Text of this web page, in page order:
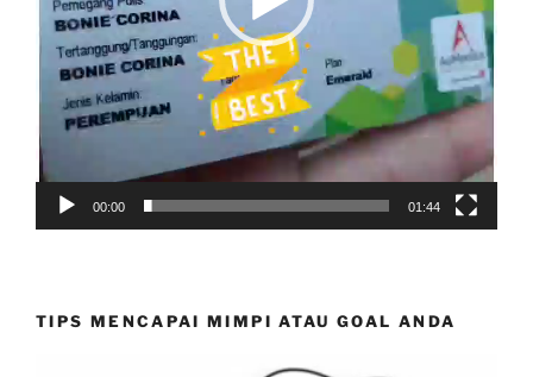
00:00 01:44
TIPS MENCAPAI MIMPI ATAU GOAL ANDA